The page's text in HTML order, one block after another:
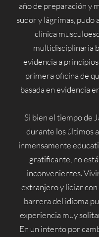
año de preparación y
sudor y lágrimas, pudo
clínica
multidisciplinaria
evidencia a
primera oficina de
basada en evidencia
Si bien el tiempo de
durante los últimos
inmensamente
gratificante, no
inconvenientes.
extranjero y lidiar
barrera del idioma
experiencia muy
En un intento por